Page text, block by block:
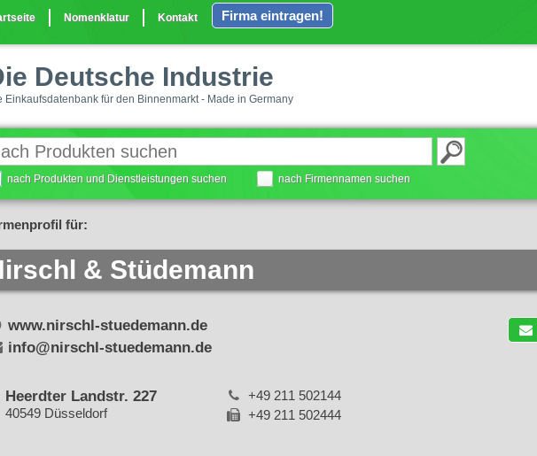
Nomenklatur Kontakt Firma eintragen!
Deutsche Industrie
Einkaufsdatenbank für den Binnenmarkt - Made in Germany
nach Produkten und Dienstleistungen suchen nach Firmennamen suchen
für:
& Stüdemann
www.nirschl-stuedemann.de
info@nirschl-stuedemann.de
Heerdter Landstr. 227
40549 Düsseldorf
+49 211 502144
+49 211 502444